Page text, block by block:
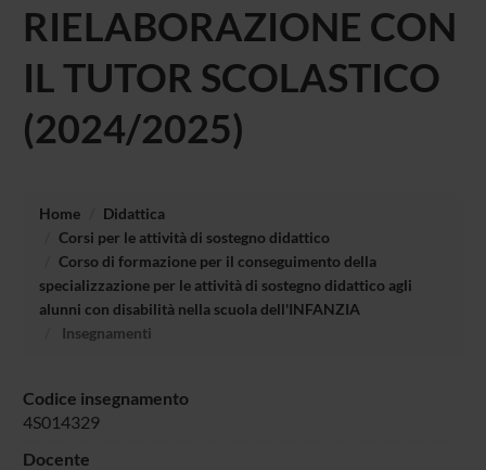
RIELABORAZIONE CON
IL TUTOR SCOLASTICO
(2024/2025)
Home
Didattica
Corsi per le attività di sostegno didattico
Corso di formazione per il conseguimento della
specializzazione per le attività di sostegno didattico agli
alunni con disabilità nella scuola dell'INFANZIA
Insegnamenti
Codice insegnamento
4S014329
Docente